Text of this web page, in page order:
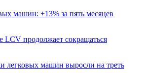
машин: +13% за пять месяцев
LCV продолжает сокращаться
легковых машин выросли на треть